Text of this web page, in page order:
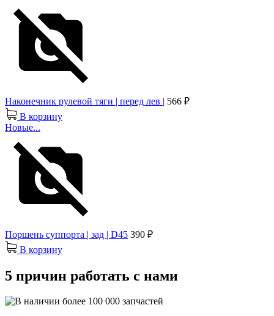
Наконечник рулевой тяги | перед лев | 566 ₽
В корзину
Новые...
Поршень суппорта | зад | D45 390 ₽
В корзину
5 причин работать с нами